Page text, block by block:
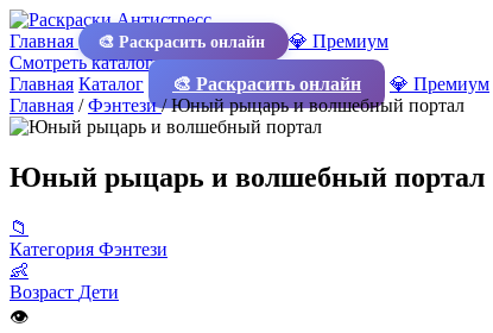
Главная 🎨 Раскрасить онлайн
💎 Премиум
Смотреть каталог
Главная Каталог 🎨 Раскрасить онлайн
💎 Премиум
Главная /Фэнтези/Юный рыцарь и волшебный портал
Юный рыцарь и волшебный портал
📁
Категория Фэнтези
👶
Возраст Дети
👁